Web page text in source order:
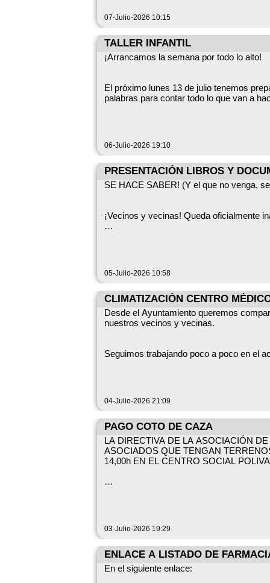
07-Julio-2026 10:15
TALLER INFANTIL
¡Arrancamos la semana por todo lo alto!
El próximo lunes 13 de julio tenemos
palabras para contar todo lo que van a
Eso sí, muy importante: las plazas son
cartel.
¡Os esperamos con muchas ganas!
06-Julio-2026 19:10
PRESENTACIÓN LIBROS Y
SE HACE SABER! (Y el que no venga,
¡Vecinos y vecinas! Queda oficialmente
Cuándo: Sábado 11 de Julio, a las 12:00
Dónde: En el Centro Cultural.
🎬 EL PLANAZO:
en Flandes”.
¡Se regalarán libros hasta agotar
Hay que llenar el Centro Cultural y
¡Os esperamos! ¡Viva la cultura y viva
05-Julio-2026 10:58
CLIMATIZACIÓN CENTRO
Desde el Ayuntamiento queremos
nuestros vecinos y vecinas.
Seguimos trabajando poco a poco en el
hemos instalado un nuevo equipo en el
Sabemos que aún queda mucho por
estancias públicas del municipio para
04-Julio-2026 21:09
PAGO COTO DE CAZA
LA DIRECTIVA DE LA ASOCIACIÓN
ASOCIADOS QUE TENGAN
14,00h EN EL CENTRO SOCIAL
03-Julio-2026 19:29
ENLACE A LISTADO DE
En el siguiente enlace: